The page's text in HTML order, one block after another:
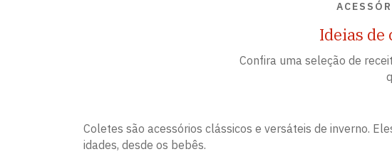
Ideias de
Confira uma seleção de
Coletes são acessórios clássicos e versáteis de inverno.
idades, desde os bebês.